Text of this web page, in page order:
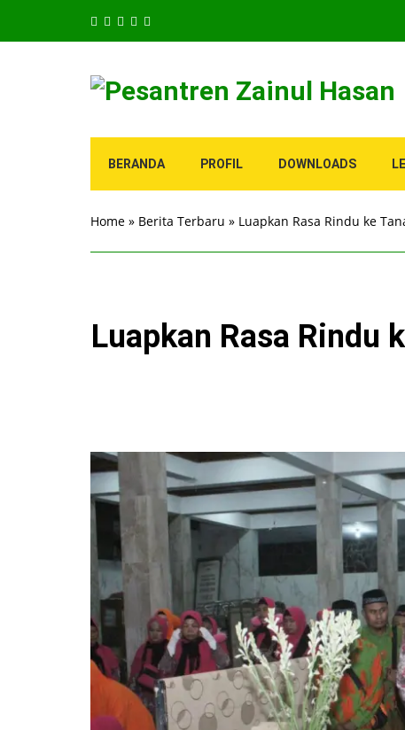
BERANDA PROFIL DOWNLOADS
Home » Berita Terbaru » Luapkan Rasa Rindu ke
Luapkan Rasa Rindu